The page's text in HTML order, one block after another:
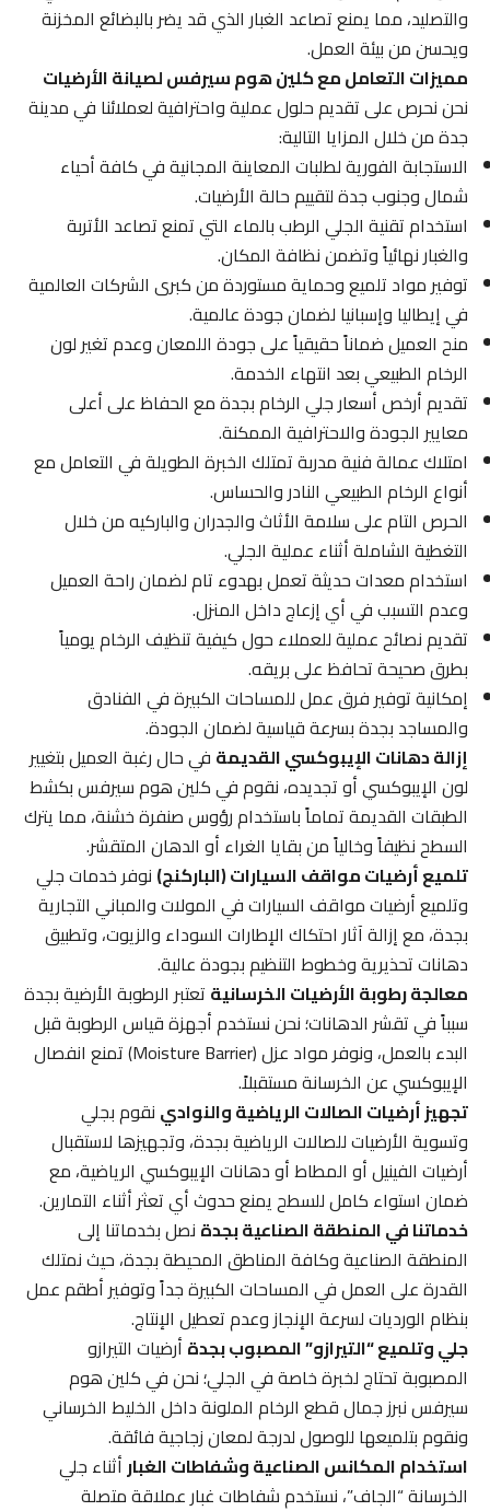
والتصليد، مما يمنع تصاعد الغبار الذي قد يضر بالبضائع المخزنة
ويحسن من بيئة العمل.
مميزات التعامل مع كلين هوم سيرفس لصيانة الأرضيات
نحن نحرص على تقديم حلول عملية واحترافية لعملائنا في مدينة
جدة من خلال المزايا التالية:
الاستجابة الفورية لطلبات المعاينة المجانية في كافة أحياء
شمال وجنوب جدة لتقييم حالة الأرضيات.
استخدام تقنية الجلي الرطب بالماء التي تمنع تصاعد الأتربة
والغبار نهائياً وتضمن نظافة المكان.
توفير مواد تلميع وحماية مستوردة من كبرى الشركات العالمية
في إيطاليا وإسبانيا لضمان جودة عالمية.
منح العميل ضماناً حقيقياً على جودة اللمعان وعدم تغير لون
الرخام الطبيعي بعد انتهاء الخدمة.
تقديم أرخص أسعار جلي الرخام بجدة مع الحفاظ على أعلى
معايير الجودة والاحترافية الممكنة.
امتلاك عمالة فنية مدربة تمتلك الخبرة الطويلة في التعامل مع
أنواع الرخام الطبيعي النادر والحساس.
الحرص التام على سلامة الأثاث والجدران والباركيه من خلال
التغطية الشاملة أثناء عملية الجلي.
استخدام معدات حديثة تعمل بهدوء تام لضمان راحة العميل
وعدم التسبب في أي إزعاج داخل المنزل.
تقديم نصائح عملية للعملاء حول كيفية تنظيف الرخام يومياً
بطرق صحيحة تحافظ على بريقه.
إمكانية توفير فرق عمل للمساحات الكبيرة في الفنادق
والمساجد بجدة بسرعة قياسية لضمان الجودة.
إزالة دهانات الإيبوكسي القديمةفي حال رغبة العميل بتغيير
لون الإيبوكسي أو تجديده، نقوم في كلين هوم سيرفس بكشط
الطبقات القديمة تماماً باستخدام رؤوس صنفرة خشنة، مما يترك
السطح نظيفاً وخالياً من بقايا الغراء أو الدهان المتقشر.
تلميع أرضيات مواقف السيارات (الباركنج)نوفر خدمات جلي
وتلميع أرضيات مواقف السيارات في المولات والمباني التجارية
بجدة، مع إزالة آثار احتكاك الإطارات السوداء والزيوت، وتطبيق
دهانات تحذيرية وخطوط التنظيم بجودة عالية.
معالجة رطوبة الأرضيات الخرسانيةتعتبر الرطوبة الأرضية بجدة
سبباً في تقشر الدهانات؛ نحن نستخدم أجهزة قياس الرطوبة قبل
البدء بالعمل، ونوفر مواد عزل (Moisture Barrier) تمنع انفصال
الإيبوكسي عن الخرسانة مستقبلاً.
تجهيز أرضيات الصالات الرياضية والنوادينقوم بجلي
وتسوية الأرضيات للصالات الرياضية بجدة، وتجهيزها لاستقبال
أرضيات الفينيل أو المطاط أو دهانات الإيبوكسي الرياضية، مع
ضمان استواء كامل للسطح يمنع حدوث أي تعثر أثناء التمارين.
خدماتنا في المنطقة الصناعية بجدةنصل بخدماتنا إلى
المنطقة الصناعية وكافة المناطق المحيطة بجدة، حيث نمتلك
القدرة على العمل في المساحات الكبيرة جداً وتوفير أطقم عمل
بنظام الورديات لسرعة الإنجاز وعدم تعطيل الإنتاج.
جلي وتلميع “التيرازو” المصبوب بجدةأرضيات التيرازو
المصبوبة تحتاج لخبرة خاصة في الجلي؛ نحن في كلين هوم
سيرفس نبرز جمال قطع الرخام الملونة داخل الخليط الخرساني
ونقوم بتلميعها للوصول لدرجة لمعان زجاجية فائقة.
استخدام المكانس الصناعية وشفاطات الغبارأثناء جلي
الخرسانة “الجاف”، نستخدم شفاطات غبار عملاقة متصلة